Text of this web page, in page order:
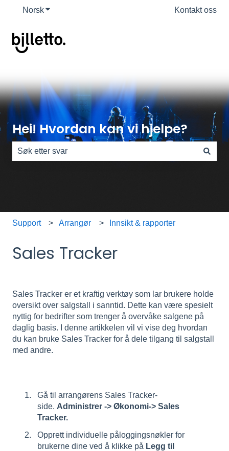
NorskVis undermeny for oversettelser Kontakt oss
Hei! Hvordan kan vi hjelpe?
Support Arrangør Innsikt & rapporter
Sales Tracker
Sales Tracker er et kraftig verktøy som lar brukere holde
oversikt over salgstall i sanntid. Dette kan være spesielt
nyttig for bedrifter som trenger å overvåke salgene på
daglig basis. I denne artikkelen vil vi vise deg hvordan
du kan bruke Sales Tracker for å dele tilgang til salgstall
med andre.
Gå til arrangørens Sales Tracker-
side. Administrer -> Økonomi-> Sales
Tracker.
Opprett individuelle påloggingsnøkler for
brukerne dine ved å klikke på Legg til